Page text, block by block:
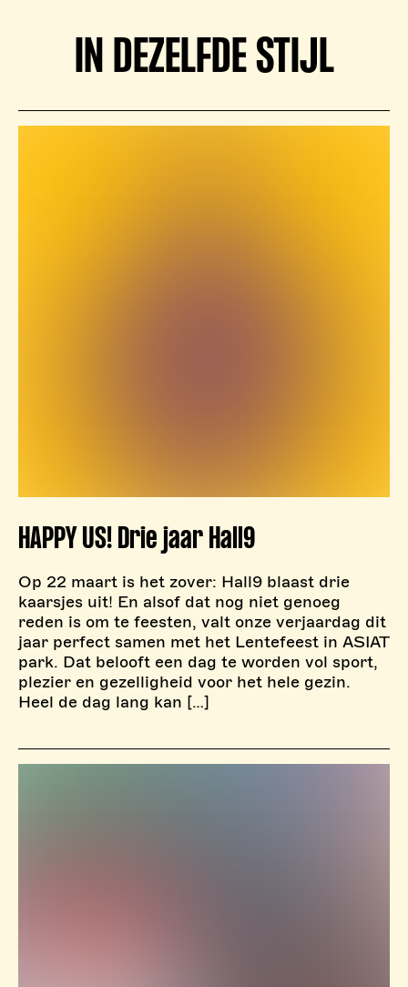
IN DEZELFDE STIJL
HAPPY US! Drie jaar Hall9
Op 22 maart is het zover: Hall9 blaast drie
kaarsjes uit! En alsof dat nog niet genoeg
reden is om te feesten, valt onze verjaardag dit
jaar perfect samen met het Lentefeest in ASIAT
park. Dat belooft een dag te worden vol sport,
plezier en gezelligheid voor het hele gezin.
Heel de dag lang kan […]